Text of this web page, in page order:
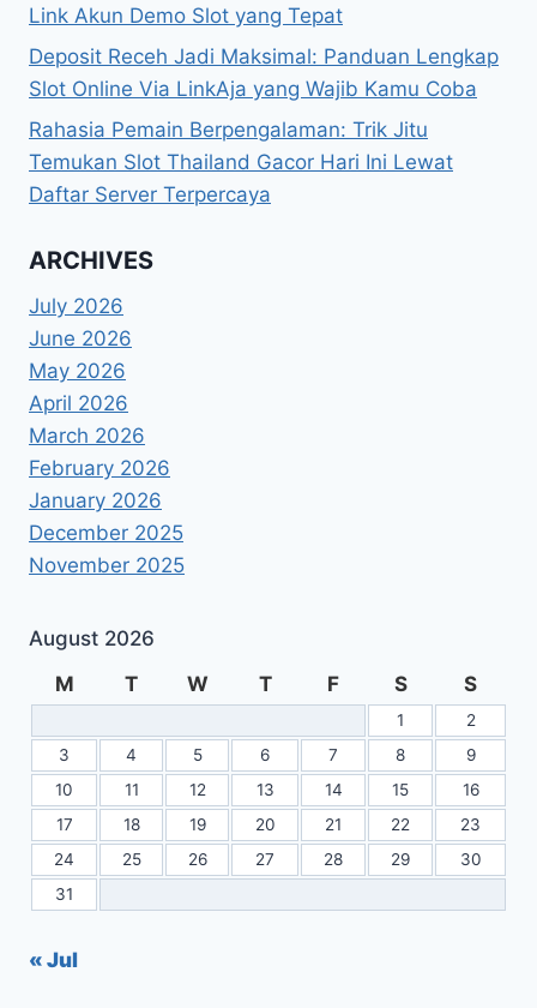
Link Akun Demo Slot yang Tepat
Deposit Receh Jadi Maksimal: Panduan Lengkap
Slot Online Via LinkAja yang Wajib Kamu Coba
Rahasia Pemain Berpengalaman: Trik Jitu
Temukan Slot Thailand Gacor Hari Ini Lewat
Daftar Server Terpercaya
ARCHIVES
July 2026
June 2026
May 2026
April 2026
March 2026
February 2026
January 2026
December 2025
November 2025
August 2026
M
T W T F S S
1
2
3
4 5 6 7 8
9
10
11 12 13 14 15
16
17
18 19 20 21 22
23
24
25 26 27 28 29
30
31
« Jul